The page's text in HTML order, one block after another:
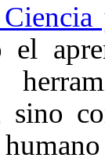
el
sino